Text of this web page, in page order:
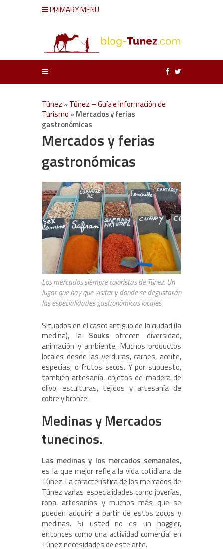
PRIMARY MENU
Túnez »Túnez – Guía e información de
Turismo »Mercados y ferias
gastronómicas
Mercados y ferias
gastronómicas
Los mercados siempre coloristas de Túnez. Un
lugar que hay que visitar y donde se degustarán
las especialidades gastronómicas locales.
Situados en el casco antiguo de la ciudad (la
medina), la Souks ofrecen diversidad,
animación y ambiente. Muchos productos
locales desde las verduras, carnes, aceite,
especias, o frutos secos. Y por supuesto,
también artesanía, objetos de madera de
olivo, esculturas, tejidos y artesanía de
cobre y bronce.
Medinas y Mercados
tunecinos.
Las medinas y los mercados semanales,
es la que mejor refleja la vida cotidiana de
Túnez. La característica de los mercados de
Túnez varias especialidades como joyerías,
ropa, artesanías y muchos más que se
pueden adquirir a partir de estos zocos y
medinas. Si usted no es un haggler,
entonces como una actividad comercial en
Túnez necesidades de este arte.